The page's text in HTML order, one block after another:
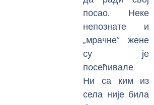
посао. Неке
непознате и
„мрачне” жене
су је
посећивале.
Ни са ким из
села није била